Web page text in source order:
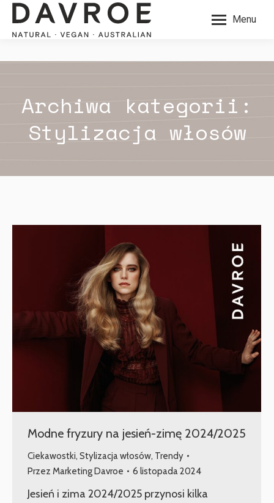
Menu
Archiwa kategorii:
Stylizacja włosów
Modne fryzury na jesień-zimę 2024/2025
Ciekawostki, Stylizacja włosów, Trendy
Przez Marketing Davroe 6 listopada 2024
Jesień i zima 2024/2025 przynosi kilka